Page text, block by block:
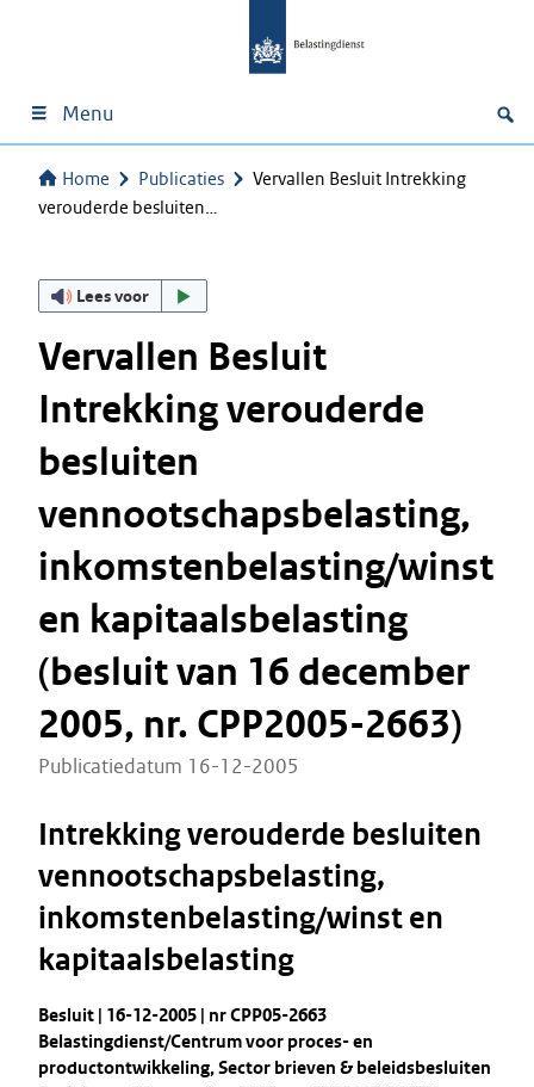
Menu
Home Publicaties
Vervallen Besluit Intrekking
verouderde besluiten…
Lees voor
Vervallen Besluit
Intrekking verouderde
besluiten
vennootschapsbelasting,
inkomstenbelasting/winst
en kapitaalsbelasting
(besluit van 16 december
2005, nr. CPP2005-2663)
Publicatiedatum 16-12-2005
Intrekking verouderde besluiten
vennootschapsbelasting,
inkomstenbelasting/winst en
kapitaalsbelasting
Besluit | 16-12-2005 | nr CPP05-2663
Belastingdienst/Centrum voor proces- en
productontwikkeling, Sector brieven & beleidsbesluiten